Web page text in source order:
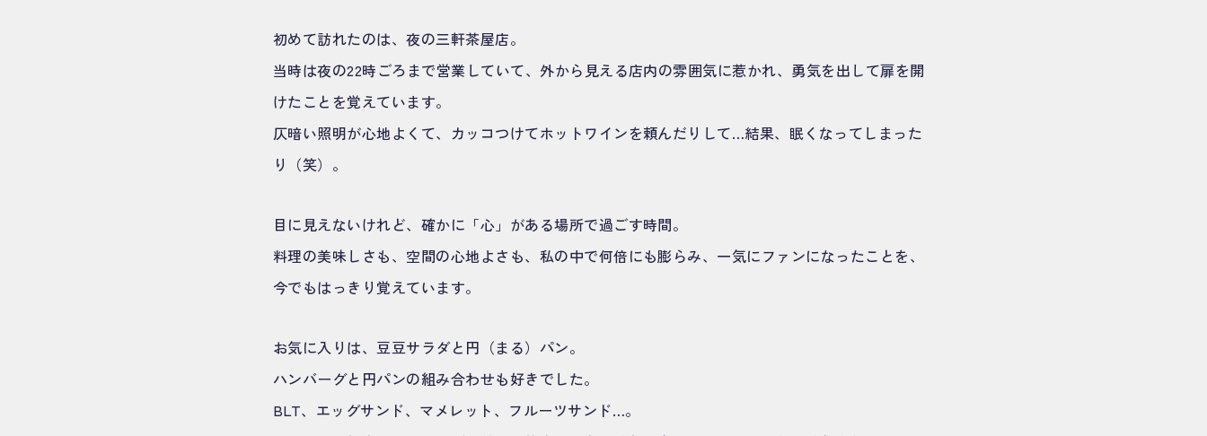
初めて訪れたのは、夜の三軒茶屋店。
当時は夜の22時ごろまで営業していて、外から見える店内の雰囲気に惹かれ、勇気を出して扉を開
けたことを覚えています。
仄暗い照明が心地よくて、カッコつけてホットワインを頼んだりして…結果、眠くなってしまった
り（笑）。
目に見えないけれど、確かに「心」がある場所で過ごす時間。
料理の美味しさも、空間の心地よさも、私の中で何倍にも膨らみ、一気にファンになったことを、
今でもはっきり覚えています。
お気に入りは、豆豆サラダと円（まる）パン。
ハンバーグと円パンの組み合わせも好きでした。
BLT、エッグサンド、マメレット、フルーツサンド…。